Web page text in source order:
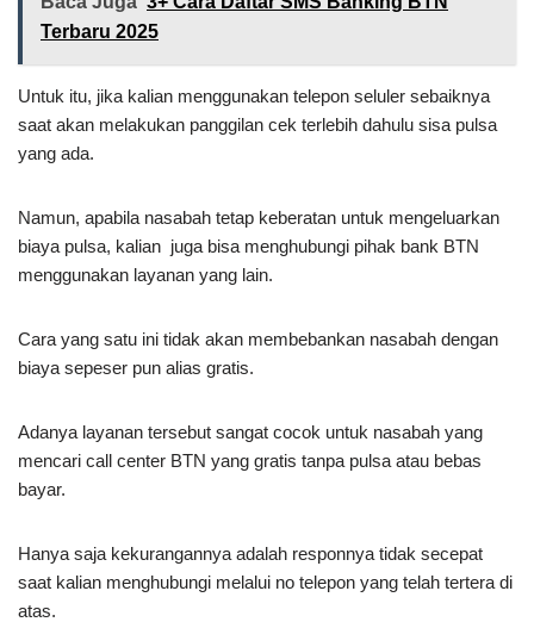
Terbaru 2025
Untuk itu, jika kalian menggunakan telepon seluler sebaiknya
saat akan melakukan panggilan cek terlebih dahulu sisa pulsa
yang ada.
Namun, apabila nasabah tetap keberatan untuk mengeluarkan
biaya pulsa, kalian juga bisa menghubungi pihak bank BTN
menggunakan layanan yang lain.
Cara yang satu ini tidak akan membebankan nasabah dengan
biaya sepeser pun alias gratis.
Adanya layanan tersebut sangat cocok untuk nasabah yang
mencari call center BTN yang gratis tanpa pulsa atau bebas
bayar.
Hanya saja kekurangannya adalah responnya tidak secepat
saat kalian menghubungi melalui no telepon yang telah tertera di
atas.